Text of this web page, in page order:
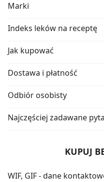
Marki
Indeks leków na receptę
Jak kupować
Dostawa i płatność
Odbiór osobisty
Najczęściej zadawane
KUPUJ
WIF, GIF - dane